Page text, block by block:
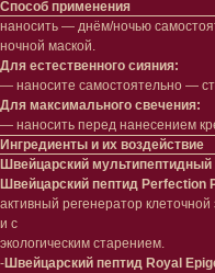
Способ применения
наносить — днём/ночью
ночной маской.
Для естественного сияния:
— наносите самостоятельно —
Для максимального свечения:
— наносить перед нанесением
Ингредиенты и их воздействие
Швейцарский мультипептидный
Швейцарский пептид Perfection
активный регенератор
и с
экологическим старением.
-Швейцарский пептид Royal